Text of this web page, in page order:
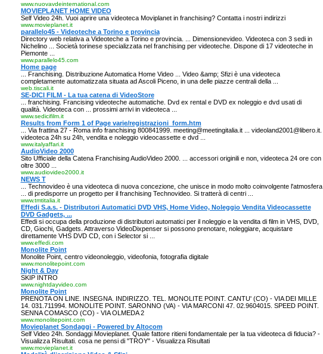
www.nuovavdeinternational.com
MOVIEPLANET HOME VIDEO
Self Video 24h. Vuoi aprire una videoteca Moviplanet in franchising? Contatta i nostri indirizzi
www.movieplanet.it
parallelo45 - Videoteche a Torino e provincia
Directory web relativa a Videoteche a Torino e provincia. ... Dimensionevideo. Videoteca con 3 sedi in
Nichelino ... Società torinese specializzata nel franchising per videoteche. Dispone di 17 videoteche in
Piemonte ...
www.parallelo45.com
Home page
... Franchising. Distribuzione Automatica Home Video ... Video &amp; Sfizi è una videoteca
completamente automatizzata situata ad Ascoli Piceno, in una delle piazze centrali della ...
web.tiscali.it
SE-DICI FILM - La tua catena di VideoStore
... franchising. Francising videoteche automatiche. Dvd ex rental e DVD ex noleggio e dvd usati di
qualità. Videoteca con ... prossimi arrivi in videoteca ...
www.sedicifilm.it
Results from Form 1 of Page varie/registrazioni_form.htm
... Via frattina 27 - Roma info franchising 800841999. meeting@meetingitalia.it ... videoland2001@libero.it.
videoteca 24h su 24h, vendita e noleggio videocassette e dvd ...
www.italyaffari.it
AudioVideo 2000
Sito Ufficiale della Catena Franchising AudioVideo 2000. ... accessori originili e non, videoteca 24 ore con
oltre 3000 ...
www.audiovideo2000.it
NEWS T
... Technovideo è una videoteca di nuova concezione, che unisce in modo molto coinvolgente l'atmosfera
... di predisporre un progetto per il franchising Technovideo. Si tratterà di centri ...
www.tmtitalia.it
Effedi S.a.s. - Distributori Automatici DVD VHS, Home Video, Noleggio Vendita Videocassette
DVD Gadgets, ...
Effedi si occupa della produzione di distributori automatici per il noleggio e la vendita di film in VHS, DVD,
CD, Giochi, Gadgets. Attraverso VideoDixpenser si possono prenotare, noleggiare, acquistare
direttamente VHS DVD CD, con i Selector si ...
www.effedi.com
Monolite Point
Monolite Point, centro videonoleggio, videofonia, fotografia digitale
www.monolitepoint.com
Night & Day
SKIP INTRO
www.nightdayvideo.com
Monolite Point
PRENOTA ON LINE. INSEGNA. INDIRIZZO. TEL. MONOLITE POINT. CANTU' (CO) - VIA DEI MILLE
14. 031.711994. MONOLITE POINT. SARONNO (VA) - VIA MARCONI 47. 02.9604015. SPEED POINT.
SENNA COMASCO (CO) - VIA OLMEDA 2
www.monolitepoint.com
Movieplanet Sondaggi - Powered by Altocom
Self Video 24h. Sondaggi Movieplanet. Quale fattore ritieni fondamentale per la tua videoteca di fiducia? -
Visualizza Risultati. cosa ne pensi di "TROY" - Visualizza Risultati
www.movieplanet.it